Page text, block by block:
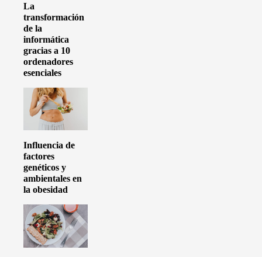
La
transformación
de la
informática
gracias a 10
ordenadores
esenciales
Influencia de
factores
genéticos y
ambientales en
la obesidad